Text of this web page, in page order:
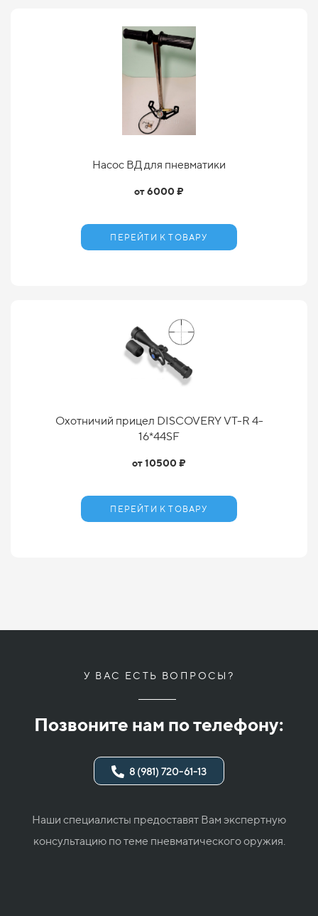
Насос ВД для пневматики
от 6000 ₽
ПЕРЕЙТИ К ТОВАРУ
Охотничий прицел DISCOVERY VT-R 4-
16*44SF
от 10500 ₽
ПЕРЕЙТИ К ТОВАРУ
У ВАС ЕСТЬ ВОПРОСЫ?
Позвоните нам по телефону:
8 (981) 720-61-13
Наши специалисты предоставят Вам экспертную
консультацию по теме пневматического оружия.